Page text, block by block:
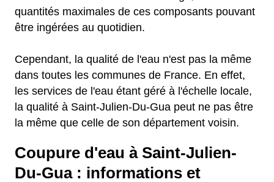
quantités maximales de ces composants pouvant
être ingérées au quotidien.
Cependant, la qualité de l'eau n'est pas la même
dans toutes les communes de France. En effet,
les services de l'eau étant géré à l'échelle locale,
la qualité à Saint-Julien-Du-Gua peut ne pas être
la même que celle de son département voisin.
Coupure d'eau à Saint-Julien-
Du-Gua : informations et